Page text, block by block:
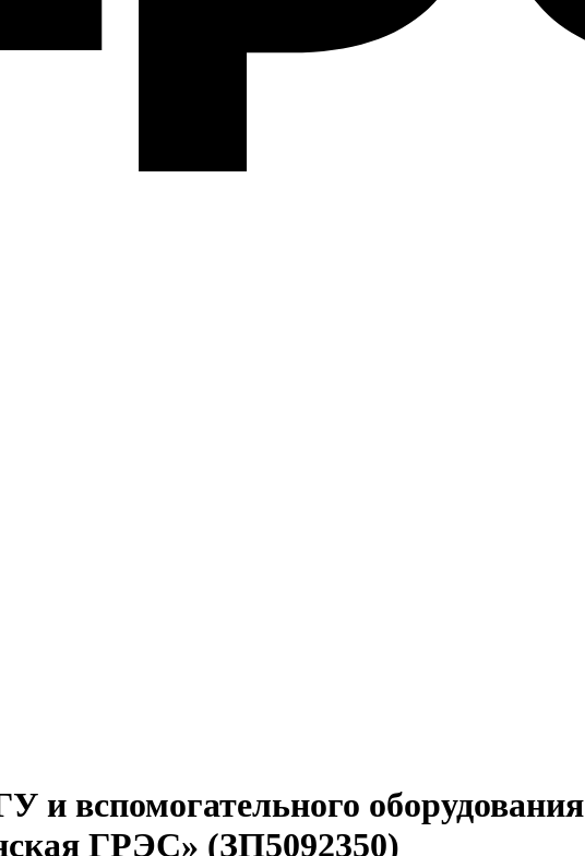
и вспомогательного оборудования
ГРЭС» (ЗП5092350)